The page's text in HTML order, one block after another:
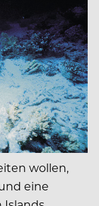
wollen,
eine